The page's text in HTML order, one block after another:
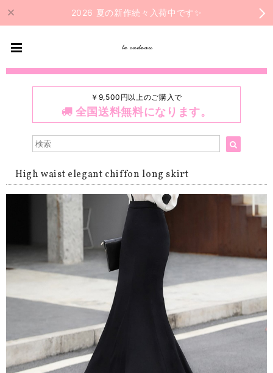
2026 夏の新作続々入荷中です✨
le cadeau
￥9,500円以上のご購入で
全国送料無料になります。
High waist elegant chiffon long skirt